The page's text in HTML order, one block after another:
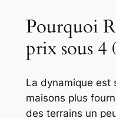
Pourquoi
prix sous 4
La dynamique est
maisons plus
des terrains un